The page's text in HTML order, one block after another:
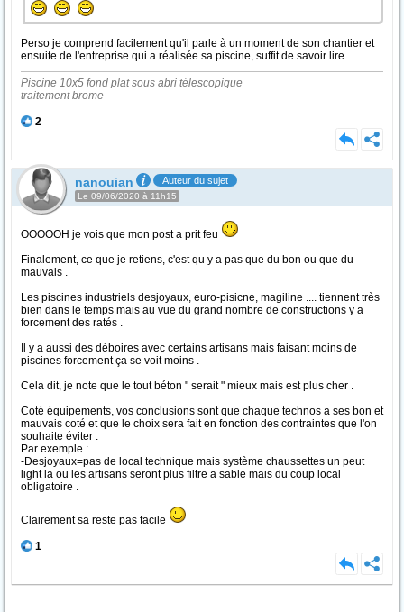
Perso je comprend facilement qu'il parle à un moment de son chantier et
ensuite de l'entreprise qui a réalisée sa piscine, suffit de savoir lire...
Piscine 10x5 fond plat sous abri télescopique
traitement brome
2
nanouian Auteur du sujet
Le 09/06/2020 à 11h15
OOOOOH je vois que mon post a prit feu
Finalement, ce que je retiens, c'est qu y a pas que du bon ou que du
mauvais .
Les piscines industriels desjoyaux, euro-pisicne, magiline .... tiennent très
bien dans le temps mais au vue du grand nombre de constructions y a
forcement des ratés .
Il y a aussi des déboires avec certains artisans mais faisant moins de
piscines forcement ça se voit moins .
Cela dit, je note que le tout béton " serait " mieux mais est plus cher .
Coté équipements, vos conclusions sont que chaque technos a ses bon et
mauvais coté et que le choix sera fait en fonction des contraintes que l'on
souhaite éviter .
Par exemple :
-Desjoyaux=pas de local technique mais système chaussettes un peut
light la ou les artisans seront plus filtre a sable mais du coup local
obligatoire .
Clairement sa reste pas facile
1